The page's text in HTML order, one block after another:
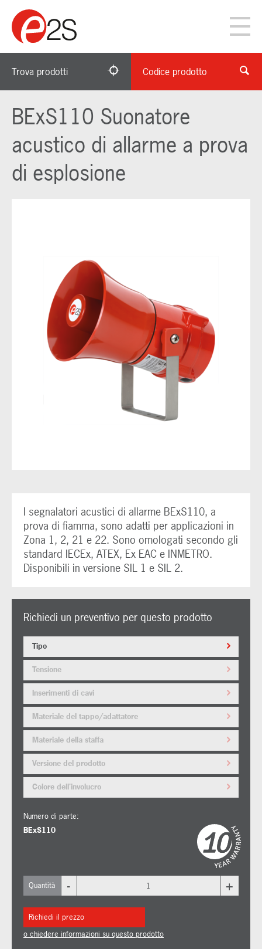
Trova prodotti Codice prodotto
BExS110 Suonatore
acustico di allarme a prova
di esplosione
I segnalatori acustici di allarme BExS110, a
prova di fiamma, sono adatti per applicazioni in
Zona 1, 2, 21 e 22. Sono omologati secondo gli
standard IECEx, ATEX, Ex EAC e INMETRO.
Disponibili in versione SIL 1 e SIL 2.
Richiedi un preventivo per questo prodotto
Tipo
Tensione
Inserimenti di cavi
Materiale del tappo/adattatore
Materiale della staffa
Versione del prodotto
Colore dell'involucro
Numero di parte:
BExS110
Quantità - +
Richiedi il prezzo
o chiedere informazioni su questo prodotto